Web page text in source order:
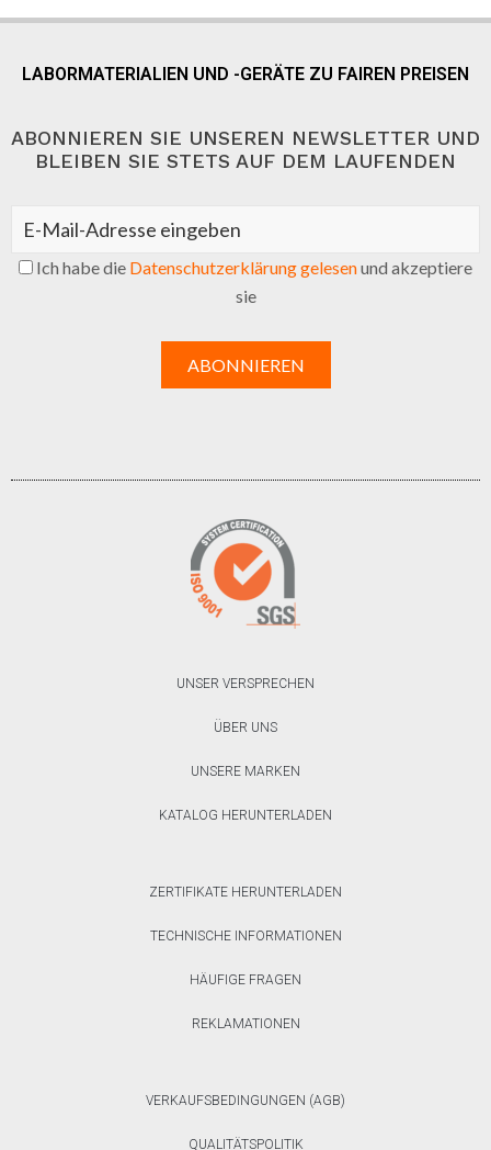
LABORMATERIALIEN UND -GERÄTE ZU FAIREN PREISEN
ABONNIEREN SIE UNSEREN NEWSLETTER UND
BLEIBEN SIE STETS AUF DEM LAUFENDEN
Ich habe die Datenschutzerklärung gelesenund akzeptiere
sie
UNSER VERSPRECHEN
ÜBER UNS
UNSERE MARKEN
KATALOG HERUNTERLADEN
ZERTIFIKATE HERUNTERLADEN
TECHNISCHE INFORMATIONEN
HÄUFIGE FRAGEN
REKLAMATIONEN
VERKAUFSBEDINGUNGEN (AGB)
QUALITÄTSPOLITIK